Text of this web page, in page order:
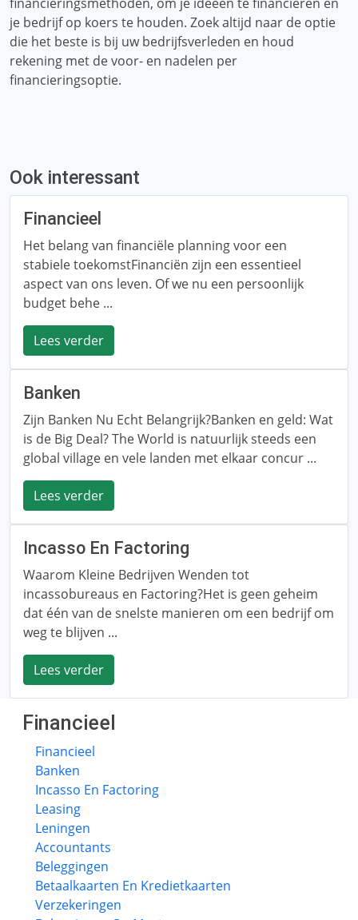
je bedrijf op koers te houden. Zoek altijd naar de optie
die het beste is bij uw bedrijfsverleden en houd
rekening met de voor- en nadelen per
financieringsoptie.
Ook interessant
Financieel
Het belang van financiële planning voor een
stabiele toekomstFinanciën zijn een essentieel
aspect van ons leven. Of we nu een persoonlijk
budget behe ...
Lees verder
Banken
Zijn Banken Nu Echt Belangrijk?Banken en geld: Wat
is de Big Deal? The World is natuurlijk steeds een
global village en vele landen met elkaar concur ...
Lees verder
Incasso En Factoring
Waarom Kleine Bedrijven Wenden tot
incassobureaus en Factoring?Het is geen geheim
dat één van de snelste manieren om een ​​bedrijf om
weg te blijven ...
Lees verder
Financieel
Financieel
Banken
Incasso En Factoring
Leasing
Leningen
Accountants
Beleggingen
Betaalkaarten En Kredietkaarten
Verzekeringen